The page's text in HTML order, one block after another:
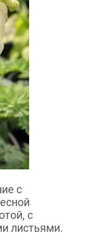
с
с
листьями.